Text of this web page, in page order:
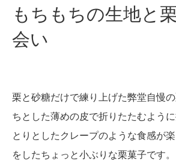
もちもちの生地と
会い
栗と砂糖だけで練り上げた弊堂自慢
ちとした薄めの皮で折りたたむよう
とりとしたクレープのような食感が
をしたちょっと小ぶりな栗菓子です。